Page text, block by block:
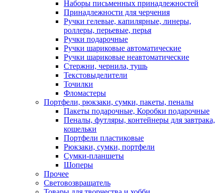
Наборы письменных принадлежностей
Принадлежности для черчения
Ручки гелевые, капилярные, линеры,
роллеры, перьевые, перья
Ручки подарочные
Ручки шариковые автоматические
Ручки шариковые неавтоматические
Стержни, чернила, тушь
Текстовыделители
Точилки
Фломастеры
Портфели, рюкзаки, сумки, пакеты, пеналы
Пакеты подарочные, Коробки подарочные
Пеналы, футляры, контейнеры для завтрака,
кошельки
Портфели пластиковые
Рюкзаки, сумки, портфели
Сумки-планшеты
Шоперы
Прочее
Световозвращатель